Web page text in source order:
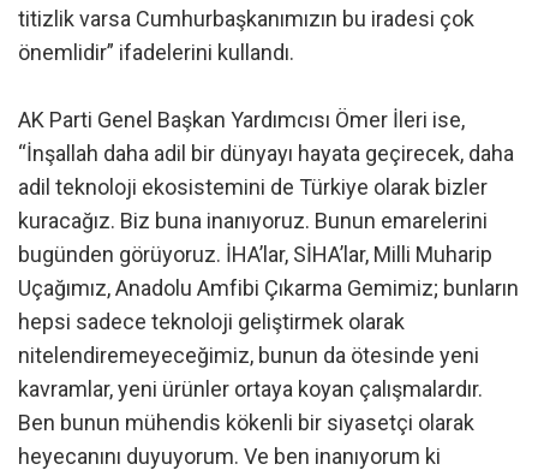
titizlik varsa Cumhurbaşkanımızın bu iradesi çok
önemlidir” ifadelerini kullandı.
AK Parti Genel Başkan Yardımcısı Ömer İleri ise,
“İnşallah daha adil bir dünyayı hayata geçirecek, daha
adil teknoloji ekosistemini de Türkiye olarak bizler
kuracağız. Biz buna inanıyoruz. Bunun emarelerini
bugünden görüyoruz. İHA’lar, SİHA’lar, Milli Muharip
Uçağımız, Anadolu Amfibi Çıkarma Gemimiz; bunların
hepsi sadece teknoloji geliştirmek olarak
nitelendiremeyeceğimiz, bunun da ötesinde yeni
kavramlar, yeni ürünler ortaya koyan çalışmalardır.
Ben bunun mühendis kökenli bir siyasetçi olarak
heyecanını duyuyorum. Ve ben inanıyorum ki